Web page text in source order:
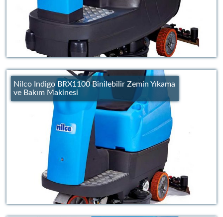
Nilco Indigo BRX1100 Binilebilir Zemin Yıkama
ve Bakım Makinesi